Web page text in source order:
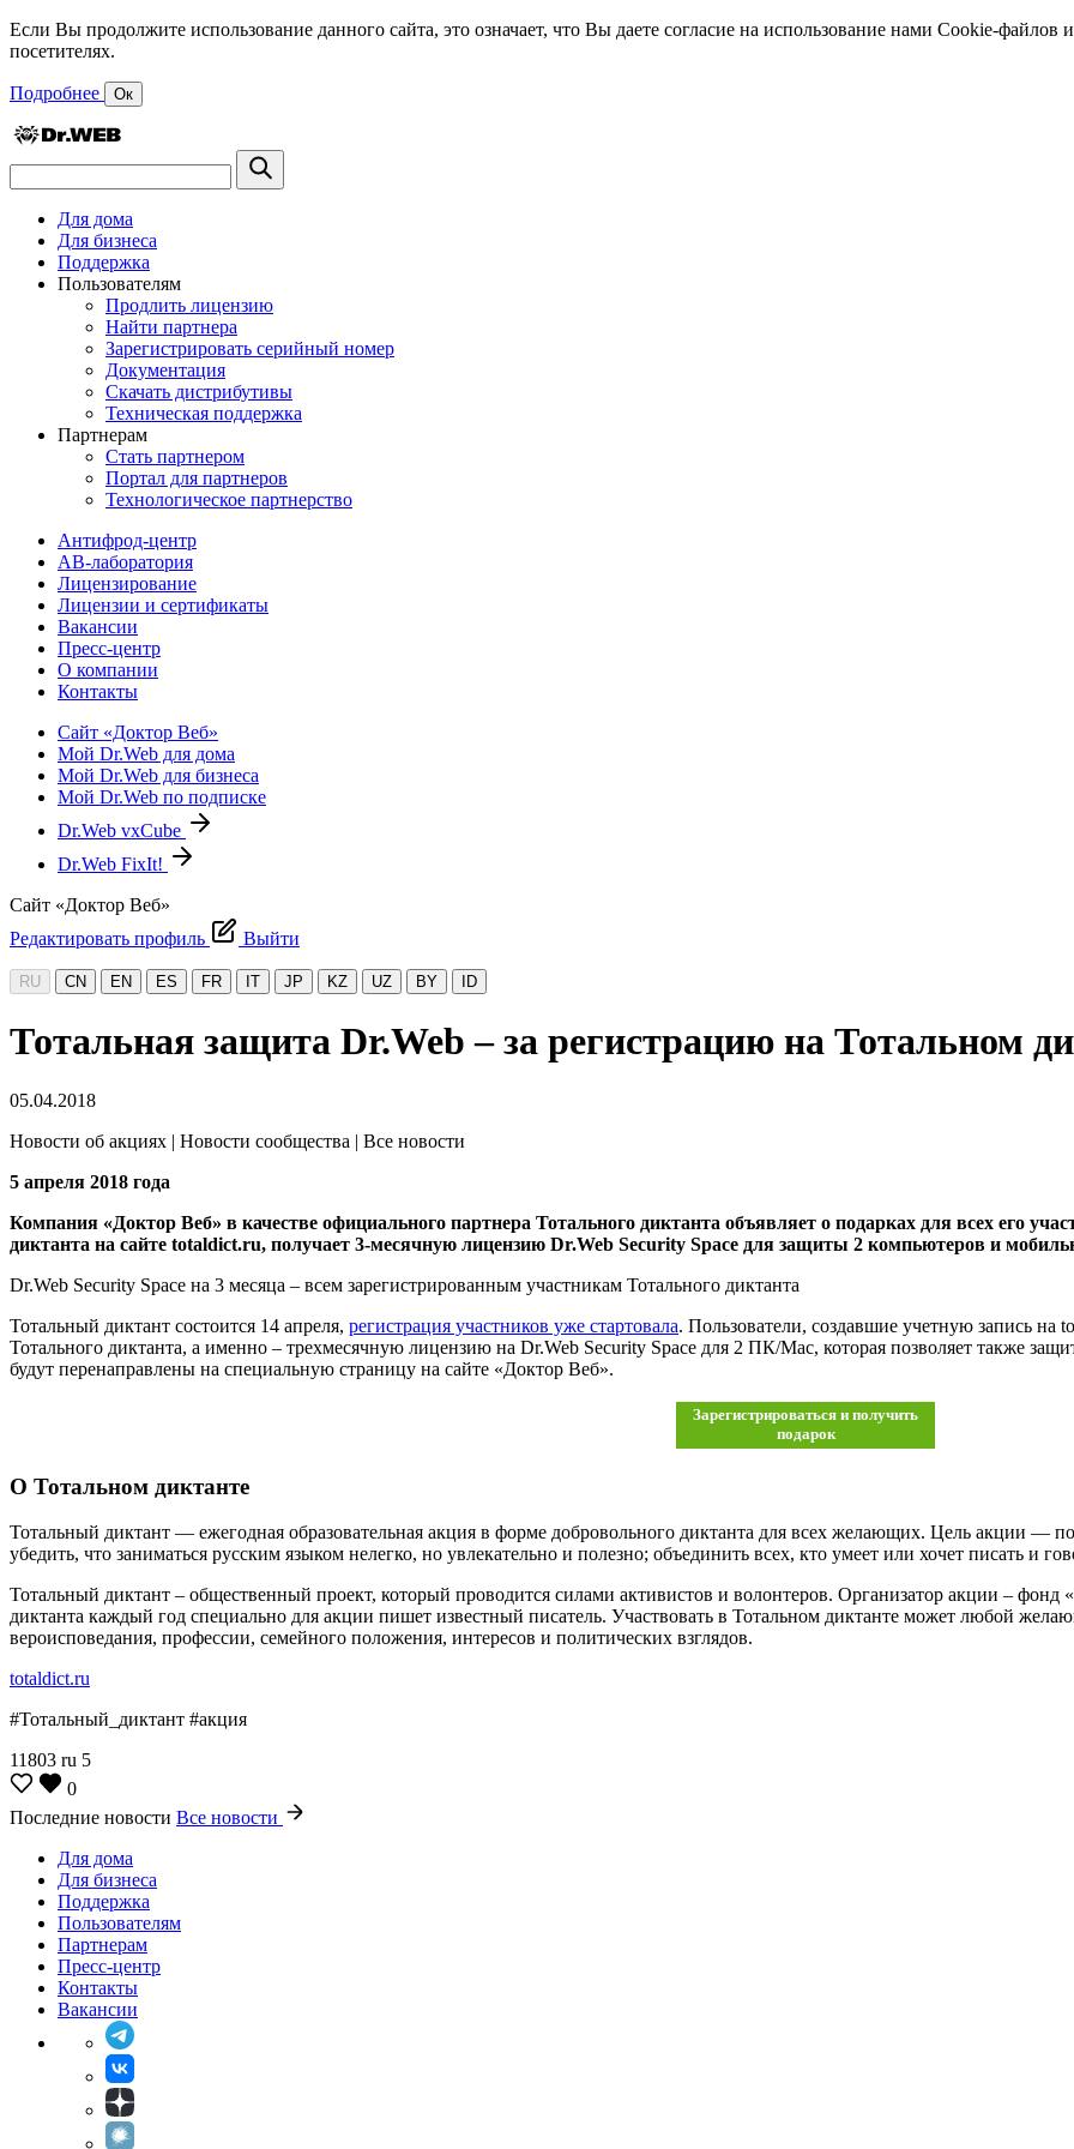
Если Вы продолжите использование данного сайта, это означает, что Вы даете согласие на использование нами Cookie-
посетителях.
Подробнее Ок
Для дома
Для бизнеса
Поддержка
Пользователям
Продлить лицензию
Найти партнера
Зарегистрировать серийный номер
Документация
Скачать дистрибутивы
Техническая поддержка
Партнерам
Стать партнером
Портал для партнеров
Технологическое партнерство
Антифрод-центр
АВ-лаборатория
Лицензирование
Лицензии и сертификаты
Вакансии
Пресс-центр
О компании
Контакты
Сайт «Доктор Веб»
Мой Dr.Web для дома
Мой Dr.Web для бизнеса
Мой Dr.Web по подписке
Dr.Web vxCube
Dr.Web FixIt!
Сайт «Доктор Веб»
Редактировать профиль
Выйти
RU CN EN ES FR IT JP KZ UZ BY ID
Тотальная защита Dr.Web – за регистрацию на Тотальном
05.04.2018
Новости об акциях | Новости сообщества | Все новости
5 апреля 2018 года
Компания «Доктор Веб» в качестве официального партнера Тотального диктанта объявляет о подарках для всех его
диктанта на сайте totaldict.ru, получает 3-месячную лицензию Dr.Web Security Space для защиты 2 компьютеров и
Dr.Web Security Space на 3 месяца – всем зарегистрированным участникам Тотального диктанта
Тотальный диктант состоится 14 апреля, регистрация участников уже стартовала. Пользователи, создавшие учетную запись на
Тотального диктанта, а именно – трехмесячную лицензию на Dr.Web Security Space для 2 ПК/Mac, которая позволяет также
будут перенаправлены на специальную страницу на сайте «Доктор Веб».
Зарегистрироваться и получить
подарок
О Тотальном диктанте
Тотальный диктант — ежегодная образовательная акция в форме добровольного диктанта для всех желающих. Цель акции —
убедить, что заниматься русским языком нелегко, но увлекательно и полезно; объединить всех, кто умеет или хочет писать и
Тотальный диктант – общественный проект, который проводится силами активистов и волонтеров. Организатор акции – фонд
диктанта каждый год специально для акции пишет известный писатель. Участвовать в Тотальном диктанте может любой
вероисповедания, профессии, семейного положения, интересов и политических взглядов.
totaldict.ru
#Тотальный_диктант #акция
11803 ru 5
0
Последние новости Все новости
Для дома
Для бизнеса
Поддержка
Пользователям
Партнерам
Пресс-центр
Контакты
Вакансии